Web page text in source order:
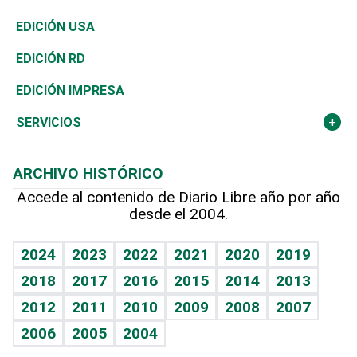
Reportajes
África
Ocenanía
Caribe
Resto del mundo
Vivienda
Telecom.
Global y variable
Economía personal
Buena Vida
Sociales
Novedades
Podcast Arte Libre
Hablando con el pediatra
Vida y familia
Eñe
Celebrando la vida
Sin complejos
Ciclismo
Tenis
Olimpismo
Más deportes
Línea de hit
TBT Deportivo
En Directo
El Espía
Noticiero Poteleche
Columnistas
Más firmas
Tecnología
Historia
Martes de tecnología
Cambio climático
Economía
Revista
Deportes
Opinión
Hecho en casa
Guía del dinero
EDICIÓN USA
EDICIÓN RD
EDICIÓN IMPRESA
SERVICIOS
Cumpleaños
Horóscopos
Crucigramas
ARCHIVO HISTÓRICO
Accede al contenido de Diario Libre año por año
desde el 2004.
2024 2023 2022 2021 2020
2019
2018
2017 2016 2015 2014
2013
2012
2011 2010 2009 2008
2007
2006
2005 2004